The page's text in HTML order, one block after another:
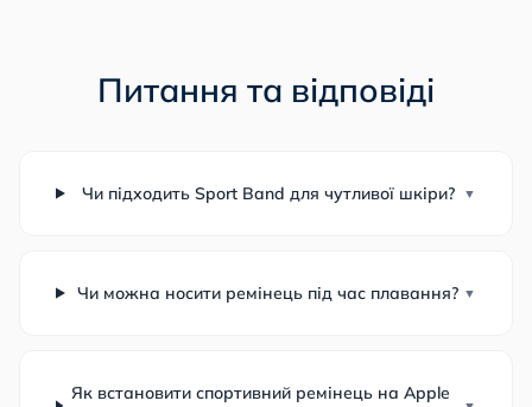
Питання та відповіді
Чи підходить Sport Band для чутливої шкіри?
Чи можна носити ремінець під час плавання?
Як встановити спортивний ремінець на Apple